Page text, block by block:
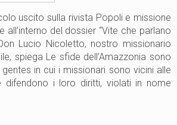
uscito sulla rivista Popoli e missione
del dossier “Vite che parlano
Lucio Nicoletto, nostro missionario
spiega Le sfide dell’Amazzonia sono
gentes in cui i missionari sono vicini alle
difendono i loro diritti, violati in nome